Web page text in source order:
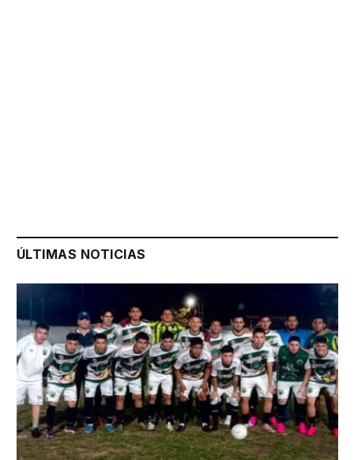
ÚLTIMAS NOTICIAS